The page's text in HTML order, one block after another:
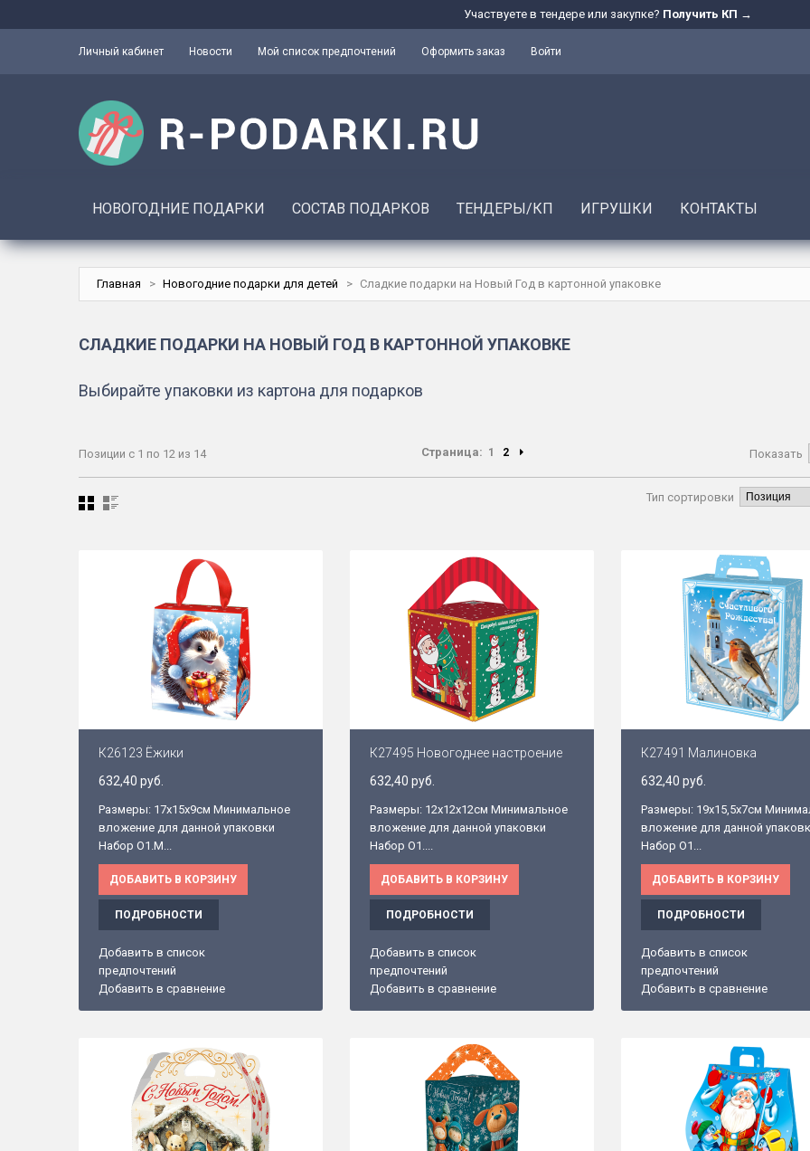
Участвуете в тендере или закупке? Получить КП →
Личный кабинет Новости Мой список предпочтений Оформить заказ Войти
НОВОГОДНИЕ ПОДАРКИ СОСТАВ ПОДАРКОВ ТЕНДЕРЫ/КП ИГРУШКИ КОНТАКТЫ
Главная > Новогодние подарки для детей > Сладкие подарки на Новый Год в картонной упаковке
СЛАДКИЕ ПОДАРКИ НА НОВЫЙ ГОД В КАРТОННОЙ УПАКОВКЕ
Выбирайте упаковки из картона для подарков
Позиции с 1 по 12 из 14 Показать
Страница: 1 2
Тип сортировки
К26123 Ёжики
632,40 руб.
Размеры: 17х15х9см Минимальное
вложение для данной упаковки
Набор O1.М...
ДОБАВИТЬ В КОРЗИНУ
ПОДРОБНОСТИ
Добавить в список
предпочтений
Добавить в сравнение
К27495 Новогоднее настроение
632,40 руб.
Размеры: 12х12х12см Минимальное
вложение для данной упаковки
Набор O1....
ДОБАВИТЬ В КОРЗИНУ
ПОДРОБНОСТИ
Добавить в список
предпочтений
Добавить в сравнение
К27491 Малиновка
632,40 руб.
Размеры: 19х15,5х7см
вложение для данной
Набор O1...
ДОБАВИТЬ В КОРЗИНУ
ПОДРОБНОСТИ
Добавить в список
предпочтений
Добавить в сравнение